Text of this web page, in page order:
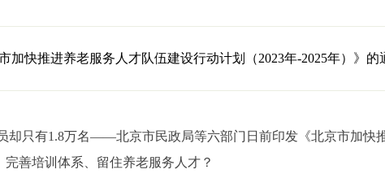
加快推进养老服务人才队伍建设行动计划（2023年-2025年）》的
只有1.8万名——北京市民政局等六部门日前印发《北京市加快
善培训体系、留住养老服务人才？